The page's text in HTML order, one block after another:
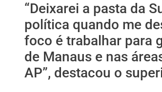
“Deixarei a pasta da
política quando me
foco é trabalhar para
de Manaus e nas
AP”, destacou o